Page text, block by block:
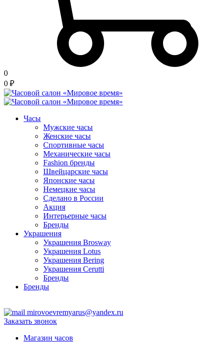
0
0 ₽
Часы
Мужские часы
Женские часы
Спортивные часы
Механические часы
Fashion бренды
Швейцарские часы
Японские часы
Немецкие часы
Сделано в России
Акция
Интерьерные часы
Бренды
Украшения
Украшения Brosway
Украшения Lotus
Украшения Bering
Украшения Cerutti
Бренды
Бренды
mirovoevremyarus@yandex.ru
Заказать звонок
Магазин часов